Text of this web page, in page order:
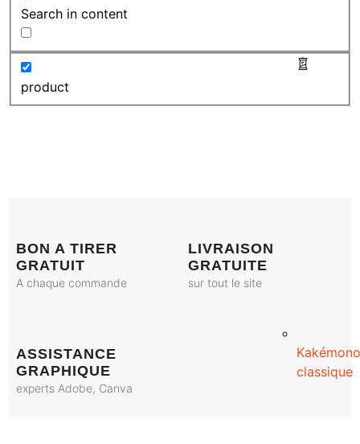
Kakémono
classique
Search in content
product
BON A TIRER
GRATUIT
A chaque commande
LIVRAISON
GRATUITE
sur tout le site
ASSISTANCE
GRAPHIQUE
experts Adobe, Canva